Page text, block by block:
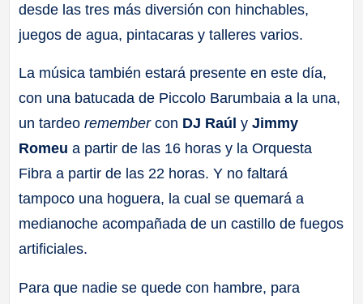
desde las tres más diversión con hinchables,
juegos de agua, pintacaras y talleres varios.
La música también estará presente en este día,
con una batucada de Piccolo Barumbaia a la una,
un tardeoremembercon DJ Raúl yJimmy
Romeua partir de las 16 horas y la Orquesta
Fibra a partir de las 22 horas. Y no faltará
tampoco una hoguera, la cual se quemará a
medianoche acompañada de un castillo de fuegos
artificiales.
Para que nadie se quede con hambre, para